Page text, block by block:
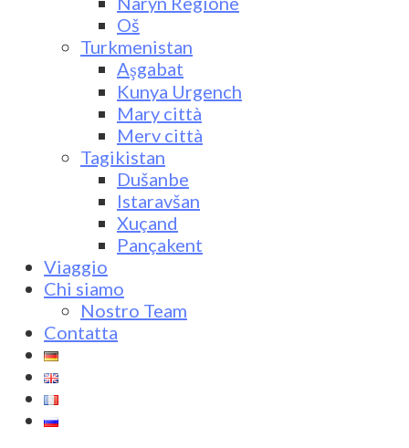
Oš
Turkmenistan
Aşgabat
Kunya Urgench
Mary città
Merv città
Tagikistan
Dušanbe
Istaravšan
Xuçand
Pançakent
Viaggio
Chi siamo
Nostro Team
Contatta